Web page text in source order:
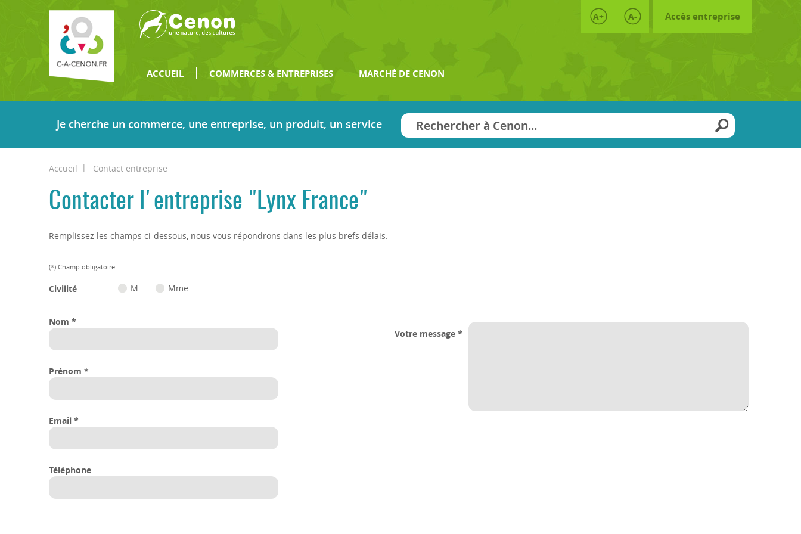
A+ A- Accès entreprise
ACCUEIL COMMERCES & ENTREPRISES MARCHÉ DE CENON
Je cherche un commerce, une entreprise, un produit, un service
Accueil Contact entreprise
Contacter l'entreprise "Lynx France"
Remplissez les champs ci-dessous, nous vous répondrons dans les plus brefs délais.
(*) Champ obligatoire
Civilité M. Mme.
Nom *
Prénom *
Email *
Téléphone
Votre message *